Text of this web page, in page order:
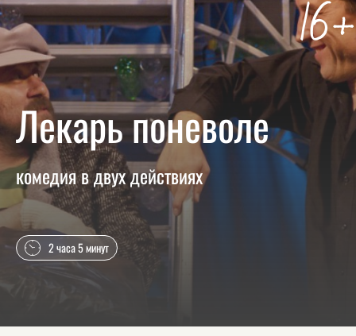
16+
Лекарь поневоле
комедия в двух действиях
2 часа 5 минут